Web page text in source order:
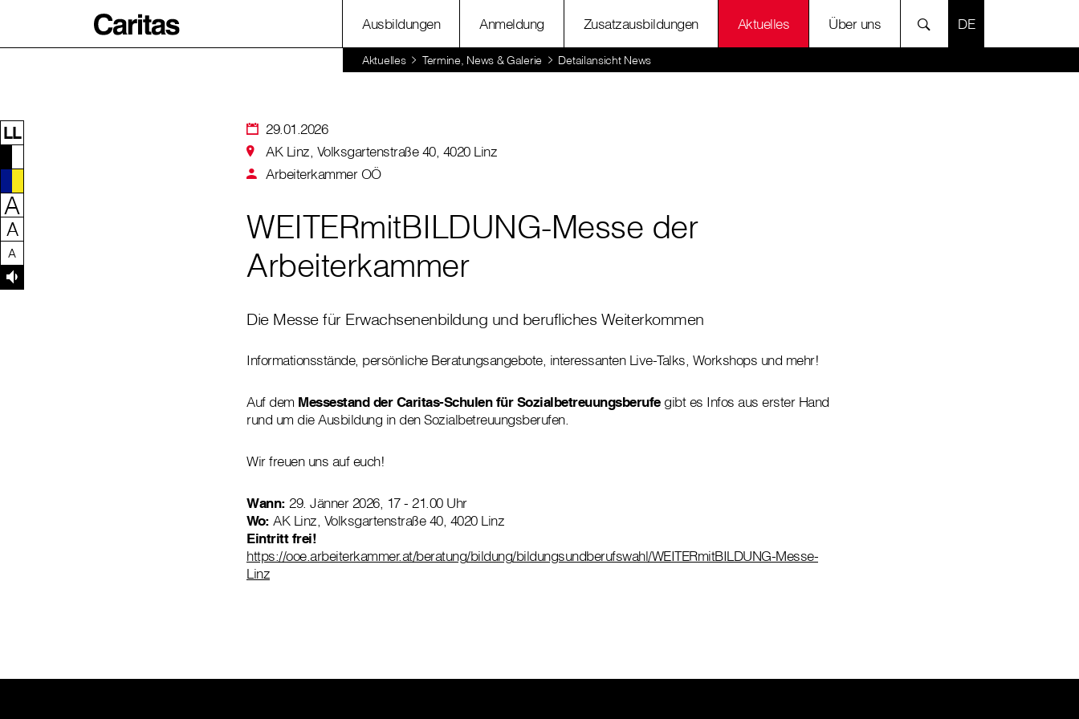
Zum Inhalt dieser Seite
Zur Navigation
Zum Footer dieser Seite
Ausbildungen Anmeldung Zusatzausbildungen Aktuelles Über uns SPRACHE
Aktuelles Termine, News & Galerie Detailansicht News
LL
A
A
A
29.01.2026
AK Linz, Volksgartenstraße 40, 4020 Linz
Arbeiterkammer OÖ
WEITERmitBILDUNG-Messe der
Arbeiterkammer
Die Messe für Erwachsenenbildung und berufliches Weiterkommen
Informationsstände, persönliche Beratungsangebote, interessanten Live-Talks, Workshops und mehr!
Auf dem Messestand der Caritas-Schulen für Sozialbetreuungsberufegibt es Infos aus erster Hand
rund um die Ausbildung in den Sozialbetreuungsberufen.
Wir freuen uns auf euch!
Wann: 29. Jänner 2026, 17 - 21.00 Uhr
Wo: AK Linz, Volksgartenstraße 40, 4020 Linz
Eintritt frei!
https://ooe.arbeiterkammer.at/beratung/bildung/bildungsundberufswahl/WEITERmitBILDUNG-Messe-
Linz